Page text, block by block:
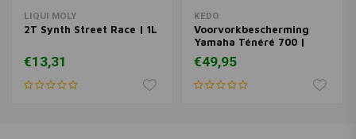
LIQUI MOLY
2T Synth Street Race | 1L
€13,31
KEDO
Voorvorkbescherming
Yamaha Ténéré 700 |
Rechts
€49,95